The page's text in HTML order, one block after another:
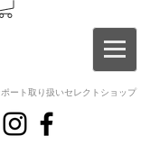
ート取り扱いセレクトショップ